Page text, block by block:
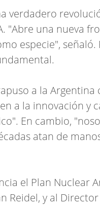
verdadero
"Abre una nueva
especie", señaló.
a la Argentina
a la innovación y
En cambio,
atan de
el Plan Nuclear
Reidel, y al